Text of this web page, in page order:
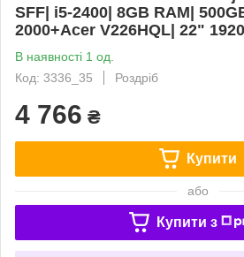
SFF| i5-2400| 8GB RAM|
2000+Acer V226HQL| 22"
В наявності 1 од.
Код: 3336_35
Роздріб
4 766 ₴
Купити
або
Купити з